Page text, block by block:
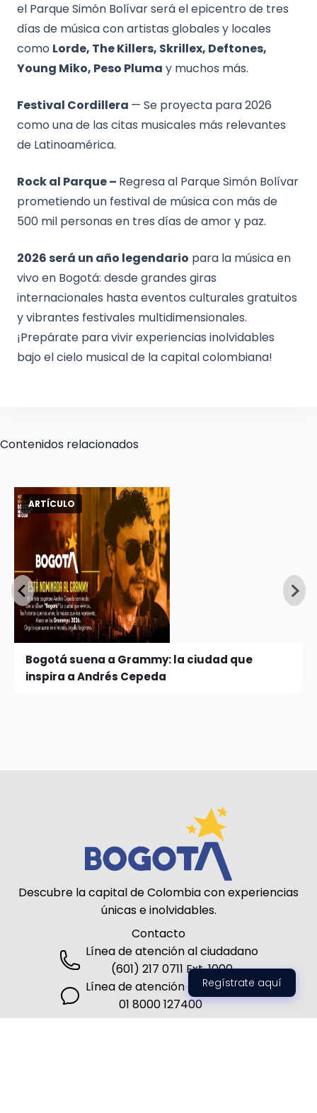
el Parque Simón Bolívar será el epicentro de tres
días de música con artistas globales y locales
como Lorde, The Killers, Skrillex, Deftones,
Young Miko, Peso Pluma y muchos más.
Festival Cordillera — Se proyecta para 2026
como una de las citas musicales más relevantes
de Latinoamérica.
Rock al Parque – Regresa al Parque Simón Bolívar
prometiendo un festival de música con más de
500 mil personas en tres días de amor y paz.
2026 será un año legendario para la música en
vivo en Bogotá: desde grandes giras
internacionales hasta eventos culturales gratuitos
y vibrantes festivales multidimensionales.
¡Prepárate para vivir experiencias inolvidables
bajo el cielo musical de la capital colombiana!
Contenidos relacionados
ARTÍCULO
Bogotá suena a Grammy: la ciudad que
inspira a Andrés Cepeda
Descubre la capital de Colombia con experiencias
únicas e inolvidables.
Contacto
Línea de atención al ciudadano
(601) 217 0711 Ext. 1000
Línea de atención al turista
01 8000 127400
Regístrate aquí